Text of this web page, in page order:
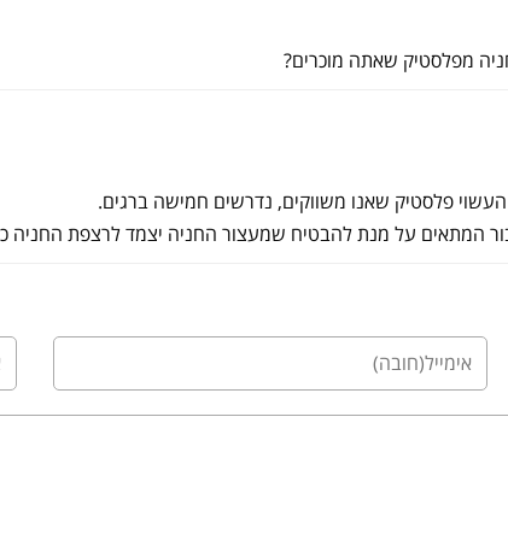
מפלסטיק שאתה מוכרים?
פלסטיק שאנו משווקים, נדרשים חמישה ברגים.
המתאים על מנת להבטיח שמעצור החניה יצמד לרצפת החניה